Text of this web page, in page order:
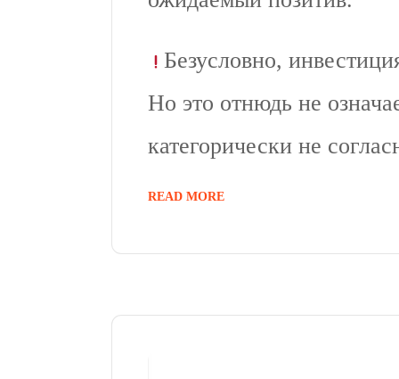
Безусловно,
Но это отнюдь не
категорически не
READ MORE